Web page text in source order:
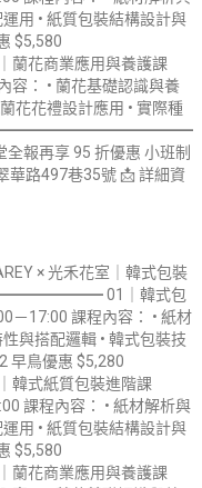
× 光禾花室｜韓式包裝
01｜韓式包
－17:00 課程內容： • 紙材
與搭配邏輯 • 韓式包裝技
早鳥優惠 $5,280
紙質包裝進階課
課程內容： • 紙材解析與
用 • 紙質包裝結構設計與
$5,580
業應用與養護課